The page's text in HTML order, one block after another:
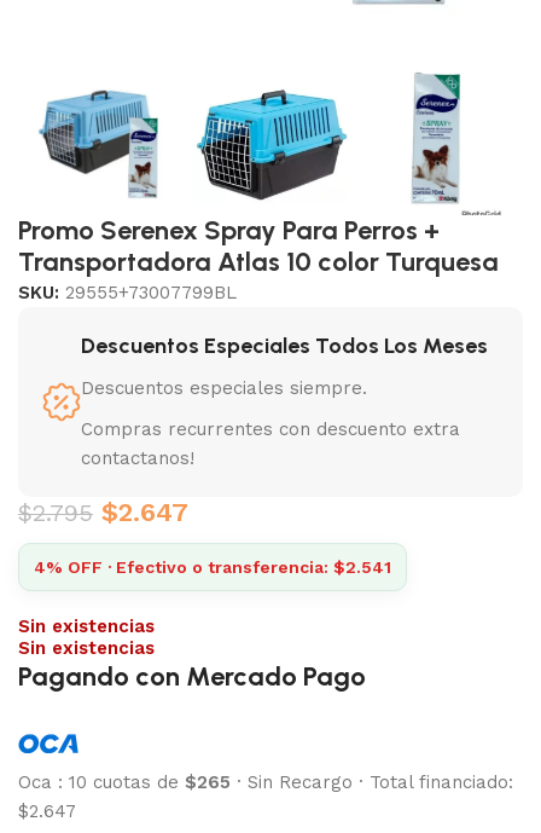
Promo Serenex Spray Para Perros +
Transportadora Atlas 10 color Turquesa
SKU: 29555+73007799BL
Descuentos Especiales Todos Los Meses
Descuentos especiales siempre.
Compras recurrentes con descuento extra
contactanos!
$2.795 $2.647
4% OFF · Efectivo o transferencia: $2.541
Sin existencias
Sin existencias
Pagando con Mercado Pago
Oca : 10 cuotas de $265 · Sin Recargo · Total financiado:
$2.647